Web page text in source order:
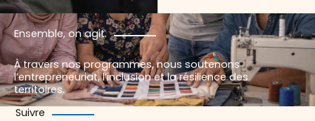
Ensemble, on agit.
À travers nos programmes, nous soutenons
l’entrepreneuriat, l’inclusion et la résilience des
territoires.
Suivre